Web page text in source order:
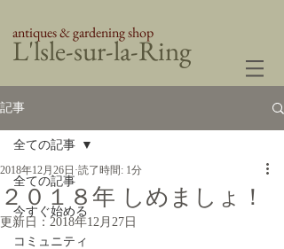
​L'lsle-sur-la-Ring
antiques & gardening shop
記事
全ての記事
今すぐ始める
コミュニティ
全ての記事
２０１８年 しめましょ！
2018年12月26日 読了時間: 1分
更新日： 2018年12月27日